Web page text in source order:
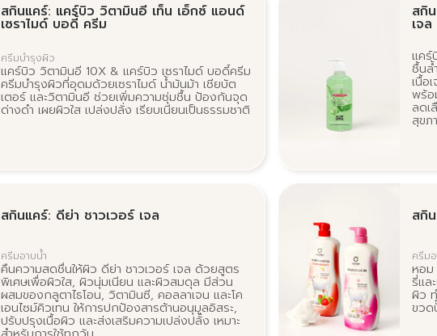
สกินแคร์: แคร์บิว วิตามินอี เท็น เอ็กซ์ แอนด์
เซราไมด์ บอดี้ ครีม
ครีมบำรุงผิว
แคร์บิว วิตามินอี 10X & แคร์บิว เซราไมด์ บอดี้ครีม
ครีมบำรุงผิวที่อุดมด้วยเซราไมด์ น้ำมันม้า เชียบัต
เตอร์ และวิตามินอี ช่วยเพิ่มความชุ่มชื้น ป้องกันจุด
ด่างดำ เผยผิวใส เปล่งปลั่ง เรียบเนียนเป็นธรรมชาติ
สกิ
เจล
แคร์
ชื้นล้
เนื้อ
พร้อ
ลดเ
สุขภ
สกินแคร์: ดีย่า ชาวเวอร์ เจล
ครีมอาบน้ำ
คืนความสดชื่นให้ผิว ดีย่า ชาวเวอร์ เจล ด้วยสูตร
พิเศษเพื่อผิวใส, ผิวนุ่มเนียน และผิวสมดุล มีส่วน
ผสมของกลูตาไธโอน, วิตามินซี, คอลลาเจน และโค
เอนไซม์คิวเทน ให้การปกป้องสารต้านอนุมูลอิสระ,
ปรับปรุงเนื้อผิว และส่งเสริมความเปล่งปลั่ง เหมาะ
สกิ
ครีม
หอม
รี่แล
ผิว
ขวด